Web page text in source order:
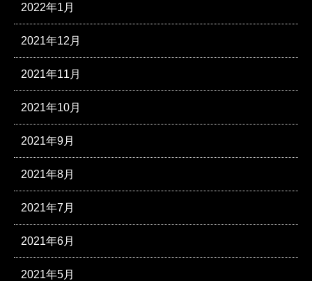
2022年1月
2021年12月
2021年11月
2021年10月
2021年9月
2021年8月
2021年7月
2021年6月
2021年5月